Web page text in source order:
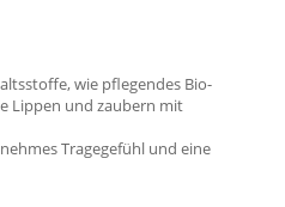
wie pflegendes Bio-
Lippen und zaubern mit
Tragegefühl und eine